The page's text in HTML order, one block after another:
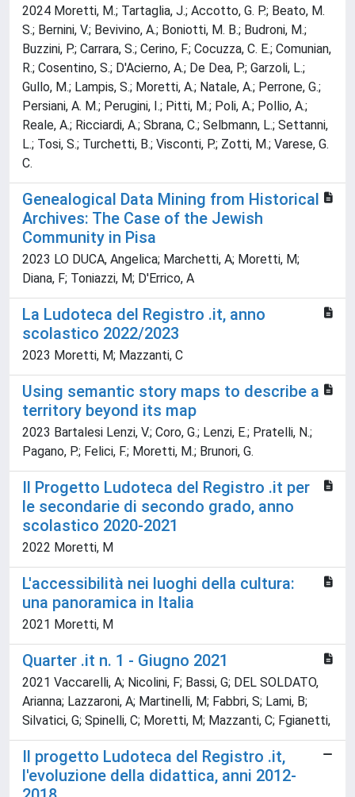
2024 Moretti, M.; Tartaglia, J.; Accotto, G. P.; Beato, M.
S.; Bernini, V.; Bevivino, A.; Boniotti, M. B.; Budroni, M.;
Buzzini, P.; Carrara, S.; Cerino, F.; Cocuzza, C. E.; Comunian,
R.; Cosentino, S.; D'Acierno, A.; De Dea, P.; Garzoli, L.;
Gullo, M.; Lampis, S.; Moretti, A.; Natale, A.; Perrone, G.;
Persiani, A. M.; Perugini, I.; Pitti, M.; Poli, A.; Pollio, A.;
Reale, A.; Ricciardi, A.; Sbrana, C.; Selbmann, L.; Settanni,
L.; Tosi, S.; Turchetti, B.; Visconti, P.; Zotti, M.; Varese, G.
C.
Genealogical Data Mining from Historical
Archives: The Case of the Jewish
Community in Pisa
2023 LO DUCA, Angelica; Marchetti, A; Moretti, M;
Diana, F; Toniazzi, M; D'Errico, A
La Ludoteca del Registro .it, anno
scolastico 2022/2023
2023 Moretti, M; Mazzanti, C
Using semantic story maps to describe a
territory beyond its map
2023 Bartalesi Lenzi, V.; Coro, G.; Lenzi, E.; Pratelli, N.;
Pagano, P.; Felici, F.; Moretti, M.; Brunori, G.
Il Progetto Ludoteca del Registro .it per
le secondarie di secondo grado, anno
scolastico 2020-2021
2022 Moretti, M
L'accessibilità nei luoghi della cultura:
una panoramica in Italia
2021 Moretti, M
Quarter .it n. 1 - Giugno 2021
2021 Vaccarelli, A; Nicolini, F; Bassi, G; DEL SOLDATO,
Arianna; Lazzaroni, A; Martinelli, M; Fabbri, S; Lami, B;
Silvatici, G; Spinelli, C; Moretti, M; Mazzanti, C; Fgianetti,
Il progetto Ludoteca del Registro .it,
l'evoluzione della didattica, anni 2012-